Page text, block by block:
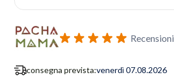
Recensioni
consegna prevista:venerdì 07.08.2026